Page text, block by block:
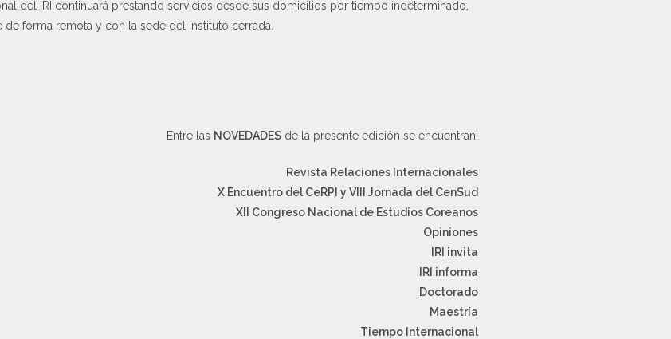
del IRI continuará prestando servicios desde sus domicilios por tiempo indeterminado,
forma remota y con la sede del Instituto cerrada.
Entre las NOVEDADES de la presente edición se encuentran:
Revista Relaciones Internacionales
X Encuentro del CeRPI y VIII Jornada del CenSud
XII Congreso Nacional de Estudios Coreanos
Opiniones
IRI invita
IRI informa
Doctorado
Maestría
Tiempo Internacional